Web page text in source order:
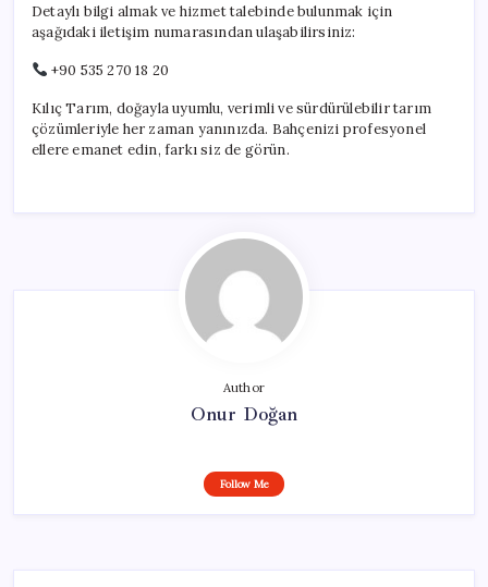
Detaylı bilgi almak ve hizmet talebinde bulunmak için
aşağıdaki iletişim numarasından ulaşabilirsiniz:
+90 535 270 18 20
Kılıç Tarım, doğayla uyumlu, verimli ve sürdürülebilir tarım
çözümleriyle her zaman yanınızda. Bahçenizi profesyonel
ellere emanet edin, farkı siz de görün.
Author
Onur Doğan
Follow Me